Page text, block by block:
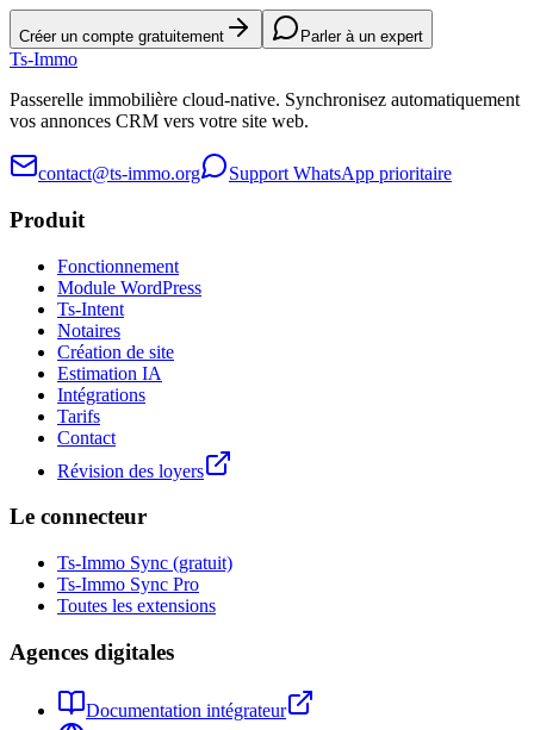
Créer un compte gratuitement Parler à un expert
Ts-Immo
Passerelle immobilière cloud-native. Synchronisez automatiquement
vos annonces CRM vers votre site web.
contact@ts-immo.org Support WhatsApp prioritaire
Produit
Fonctionnement
Module WordPress
Ts-Intent
Notaires
Création de site
Estimation IA
Intégrations
Tarifs
Contact
Révision des loyers
Le connecteur
Ts-Immo Sync (gratuit)
Ts-Immo Sync Pro
Toutes les extensions
Agences digitales
Documentation intégrateur